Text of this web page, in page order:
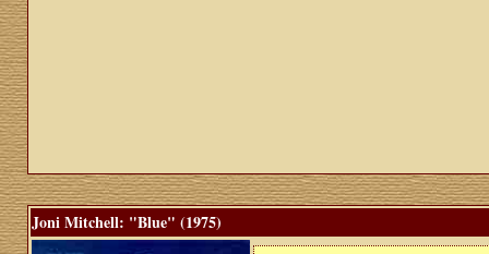
Joni Mitchell: "Blue" (1975)